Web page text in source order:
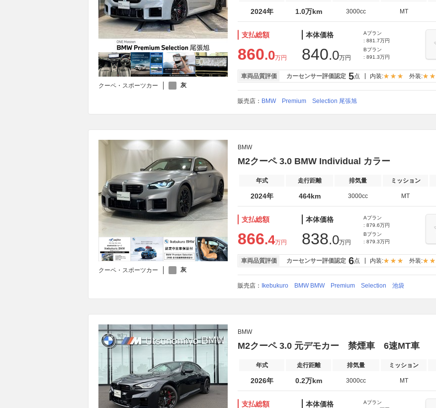
クーペ・スポーツカー 灰
2024年 1.0万km 3000cc MT
支払総額
860.0万円
本体価格
840.0万円
Aプラン
: 881.7万円
Bプラン
: 891.3万円
車両品質評価 カーセンサー評価認定 5点 内装: 外装:
販売店： BMW Premium Selection 尾張旭
クーペ・スポーツカー 灰
BMW
M2クーペ 3.0 BMW Individual カラー
年式 走行距離 排気量 ミッション
2024年 464km 3000cc MT
支払総額
866.4万円
本体価格
838.0万円
Aプラン
: 879.6万円
Bプラン
: 879.3万円
車両品質評価 カーセンサー評価認定 6点 内装: 外装:
販売店： Ikebukuro BMW BMW Premium Selection 池袋
BMW
M2クーペ 3.0 元デモカー 禁煙車 6速MT車
年式 走行距離 排気量 ミッション
2026年 0.2万km 3000cc MT
支払総額 本体価格
Aプラン